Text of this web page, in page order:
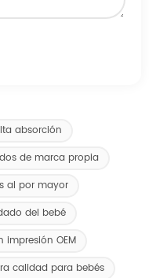
absorción
de marca propia
al por mayor
del bebé
impresión OEM
calidad para bebés